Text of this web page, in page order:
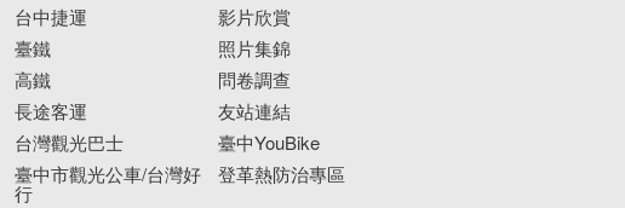
台中捷運
臺鐵
高鐵
長途客運
台灣觀光巴士
臺中市觀光公車/台灣好
行
影片欣賞
照片集錦
問卷調查
友站連結
臺中YouBike
登革熱防治專區